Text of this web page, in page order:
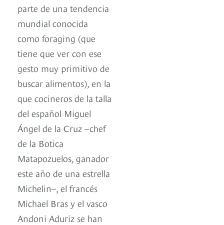
parte de una tendencia
mundial conocida
como foraging (que
tiene que ver con ese
gesto muy primitivo de
buscar alimentos), en la
que cocineros de la talla
del español Miguel
Ángel de la Cruz –chef
de la Botica
Matapozuelos, ganador
este año de una estrella
Michelin–, el francés
Michael Bras y el vasco
Andoni Aduriz se han